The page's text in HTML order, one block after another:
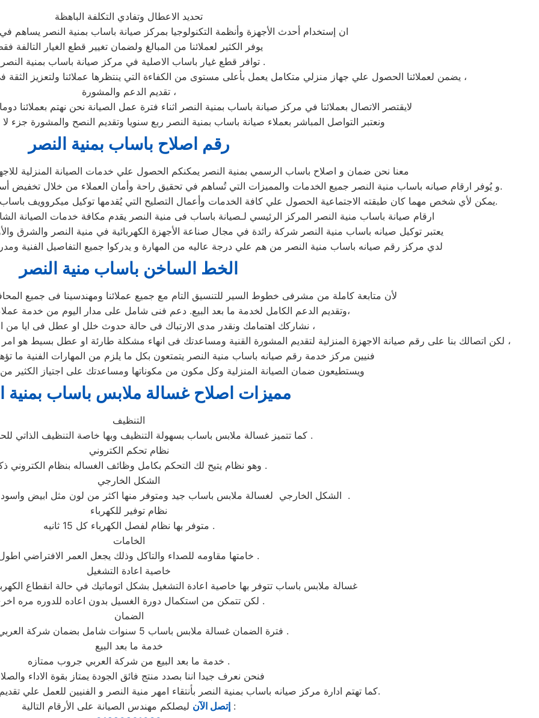
تحديد الاعطال وتفادي التكلفة الباهظة
ان إستخدام أحدث الأجهزة وأنظمة التكنولوجيا بمركز صيانة باساب بمنية النصر يساهم في
يوفر الكثير لعملائنا من المبالغ ولضمان تغيير قطع الغيار التالفة
» توافر قطع غيار باساب الاصلية في مركز صيانة باساب بمنية النصر .
يضمن لعملائنا الحصول علي جهاز منزلي متكامل يعمل بأعلى مستوى من الكفاءة التي ينتظرها عملائنا ولتعزيز الثقة في مركز صيانة باساب منية النصر المعتمد بمنية النصر ،
تقديم الدعم والمشورة ،
لايقتصر الاتصال بعملائنا في مركز صيانة باساب بمنية النصر اثناء فترة عمل الصيانة نحن نهتم بعملائنا
ونعتبر التواصل المباشر بعملاء صيانة باساب بمنية النصر ربع سنويا وتقديم النصح والمشورة جزء
رقم اصلاح باساب بمنية النصر
معنا نحن ضمان و اصلاح باساب الرسمي بمنية النصر يمكنكم الحصول علي خدمات الصيانة المنزلية
و يُوفر ارقام صيانه باساب منية النصر جميع الخدمات والمميزات التي تُساهم في تحقيق راحة وأمان العملاء من خلال تخفيض أسعار تلك الخدمات والبُعد التام عن التكاليف المالية باهظة الثمن.
يمكن لأي شخص مهما كان طبقته الاجتماعية الحصول علي كافة الخدمات وأعمال التصليح التي يُقدمها توكيل ميكروويف باساب المُدعمة بباقات من الخصومات والعروض التي ليس لها مثيل.
ارقام صيانة باساب منية النصر المركز الرئيسي لـصيانة باساب فى منية النصر يقدم مكافة خدمات الصيانة
يعتبر توكيل صيانه باساب منية النصر شركة رائدة في مجال صناعة الأجهزة الكهربائية في منية النصر والشرق
لدي مركز رقم صيانه باساب منية النصر من هم علي درجة عاليه من المهارة و يدركوا جميع التفاصيل الفنية
الخط الساخن باساب منية النصر
لأن متابعة كاملة من مشرفى خطوط السير للتنسيق التام مع جميع عملائنا ومهندسينا فى جميع
وتقديم الدعم الكامل لخدمة ما بعد البيع. دعم فنى شامل على مدار اليوم من خدمة عملاء باساب فى منية النصر،
نشاركك اهتمامك ونقدر مدى الارتباك فى حالة حدوث خلل او عطل فى ايا من اجهزتنا المنزلية ،
لكن اتصالك بنا على رقم صيانة الاجهزة المنزلية لتقديم المشورة القنية ومساعدتك فى انهاء مشكلة طارئة او عطل بسيط هو امر نقدره تمام ونقدم لك الحلول الممكنة والمساعدة قدر المستطاع ،
فنيين مركز خدمة رقم صيانه باساب منية النصر يتمتعون بكل ما يلزم من المهارات الفنية ما
ويستطيعون ضمان الصيانة المنزلية وكل مكون من مكوناتها ومساعدتك على اجتياز الكثير
مميزات اصلاح غسالة ملابس باساب بمنية
التنظيف
كما تتميز غسالة ملابس باساب بسهولة التنظيف وبها خاصة التنظيف الذاتي للحله بعد الغسيل .
نظام تحكم الكتروني
وهو نظام يتيح لك التحكم بكامل وظائف الغساله بنظام الكتروني ذكي .
الشكل الخارجي
الشكل الخارجي لغسالة ملابس باساب جيد ومتوفر منها اكثر من لون مثل ابيض واسود وسيلفر لتناسب الجميع .
نظام توفير للكهرباء
متوفر بها نظام لفصل الكهرباء كل 15 ثانيه .
الخامات
خامتها مقاومه للصداء والتاكل وذلك يجعل العمر الافتراضي اطول .
خاصية اعادة التشغيل
غسالة ملابس باساب تتوفر بها خاصية اعادة التشغيل بشكل اتوماتيك في حالة انقطاع
لكن تتمكن من استكمال دورة الغسيل بدون اعاده للدوره مره اخرى .
الضمان
فترة الضمان غسالة ملابس باساب 5 سنوات شامل بضمان شركة العربي جروب .
خدمة ما بعد البيع
خدمة ما بعد البيع من شركة العربي جروب ممتازه .
فنحن نعرف جيدا اننا بصدد منتج فائق الجودة يمتاز بقوة الاداء
كما تهتم ادارة مركز صيانه باساب بمنية النصر بأنتقاء امهر منية النصر و الفنيين للعمل علي تقديم خدمة تليق بعملائنا بمنية النصر.
إتصل الآن ليصلكم مهندس الصيانة على الأرقام التالية :